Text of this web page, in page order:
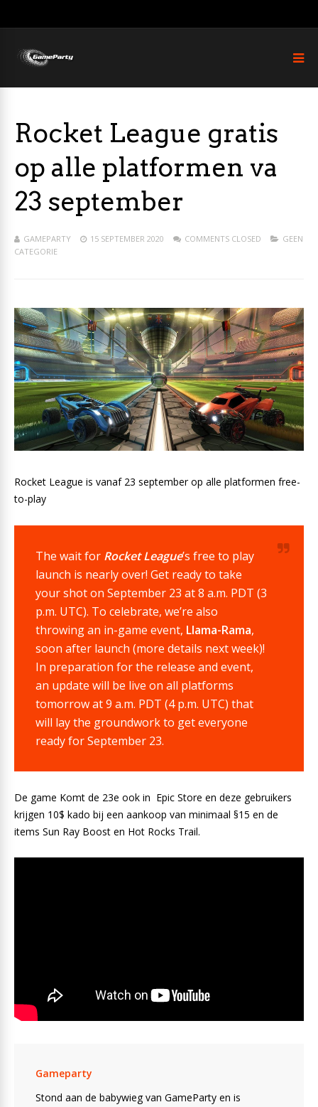
Rocket League gratis
op alle platformen va
23 september
GAMEPARTY 15 SEPTEMBER 2020 COMMENTS CLOSED
GEEN
CATEGORIE
Rocket League is vanaf 23 september op alle platformen free-
to-play
The wait for Rocket League’s free to play
launch is nearly over! Get ready to take
your shot on September 23 at 8 a.m. PDT (3
p.m. UTC). To celebrate, we’re also
throwing an in-game event, Llama-Rama,
soon after launch (more details next week)!
In preparation for the release and event,
an update will be live on all platforms
tomorrow at 9 a.m. PDT (4 p.m. UTC) that
will lay the groundwork to get everyone
ready for September 23.
De game Komt de 23e ook in Epic Store en deze gebruikers
krijgen 10$ kado bij een aankoop van minimaal §15 en de
items Sun Ray Boost en Hot Rocks Trail.
Gameparty
Stond aan de babywieg van GameParty en is